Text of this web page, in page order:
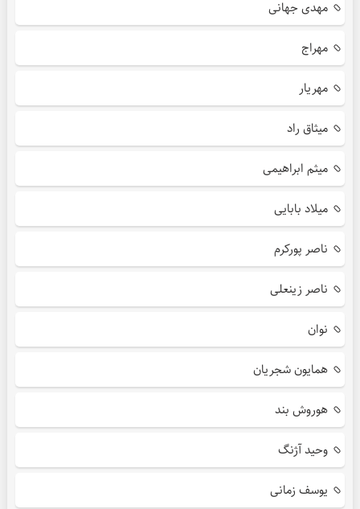
مهدی جهانی
مهراج
مهریار
میثاق راد
میثم ابراهیمی
میلاد بابایی
ناصر پورکرم
ناصر زینعلی
نوان
همایون شجریان
هوروش بند
وحید آژنگ
یوسف زمانی